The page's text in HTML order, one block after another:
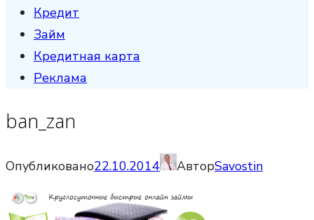
Кредит
Займ
Кредитная карта
Реклама
ban_zan
Опубликовано22.10.2014 АвторSavostin